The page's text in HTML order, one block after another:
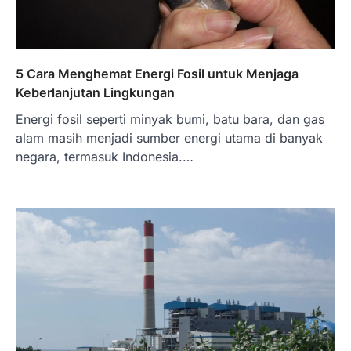
5 Cara Menghemat Energi Fosil untuk Menjaga
Keberlanjutan Lingkungan
Energi fosil seperti minyak bumi, batu bara, dan gas
alam masih menjadi sumber energi utama di banyak
negara, termasuk Indonesia.…
BERITA TERBARU
Skema KPR Wiraswasta: Ada
Solusi Pembiayaan Rumah Bagi
Pelaku Usaha?
Januari 27, 2026
PT Bank Tabungan Negara (BTN) baru-
baru ini mengungkapkan skema Kredit
Perumahan Rakyat (KPR) yang dirancang…